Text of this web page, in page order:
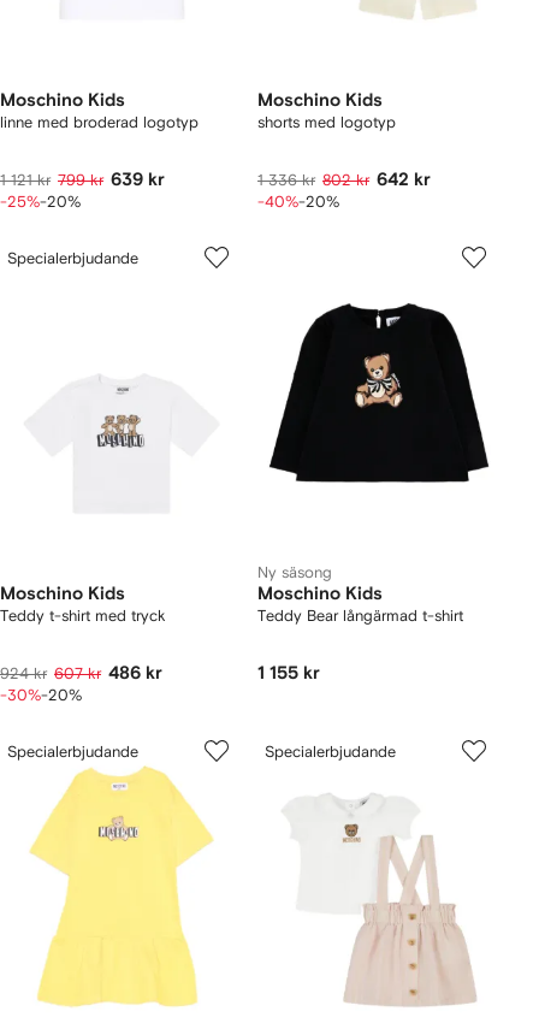
Moschino Kids
linne med broderad logotyp
1 121 kr 799 kr 639 kr
-25%-20%
Moschino Kids
shorts med logotyp
1 336 kr 802 kr 642 kr
-40%-20%
Specialerbjudande
Moschino Kids
Teddy t-shirt med tryck
924 kr 607 kr 486 kr
-30%-20%
Ny säsong
Moschino Kids
Teddy Bear långärmad t-shirt
1 155 kr
Specialerbjudande Specialerbjudande